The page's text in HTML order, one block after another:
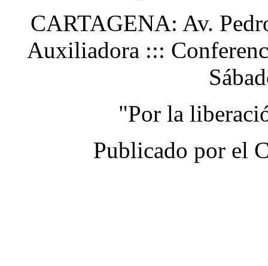
CARTAGENA: Av.
Auxiliadora :::
"Por la
Publicado por el